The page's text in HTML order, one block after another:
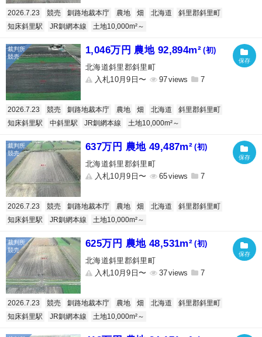
2026.7.23 競売 釧路地裁本庁 農地 畑 北海道
斜里郡斜里町
知床斜里駅
JR釧網本線 土地10,000m²～
1,046万円 農地 92,894m² (初)
北海道斜里郡斜里町
入札10月9日〜
97 7
2026.7.23 競売 釧路地裁本庁 農地 畑 北海道
斜里郡斜里町
知床斜里駅
中斜里駅 JR釧網本線 土地10,000m²～
637万円 農地 49,487m² (初)
北海道斜里郡斜里町
入札10月9日〜
65 7
2026.7.23 競売 釧路地裁本庁 農地 畑 北海道
斜里郡斜里町
知床斜里駅
JR釧網本線 土地10,000m²～
625万円 農地 48,531m² (初)
北海道斜里郡斜里町
入札10月9日〜
37 7
2026.7.23 競売 釧路地裁本庁 農地 畑 北海道
斜里郡斜里町
知床斜里駅
JR釧網本線 土地10,000m²～